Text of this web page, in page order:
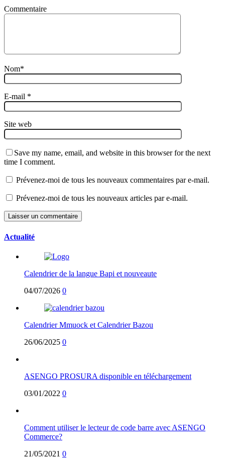
Commentaire
Nom*
E-mail *
Site web
Save my name, email, and website in this browser for the next
time I comment.
Prévenez-moi de tous les nouveaux commentaires par e-mail.
Prévenez-moi de tous les nouveaux articles par e-mail.
Actualité
Calendrier de la langue Bapi et nouveaute
04/07/2026 0
Calendrier Mmuock et Calendrier Bazou
26/06/2025 0
ASENGO PROSURA disponible en téléchargement
03/01/2022 0
Comment utiliser le lecteur de code barre avec ASENGO
Commerce?
21/05/2021 0